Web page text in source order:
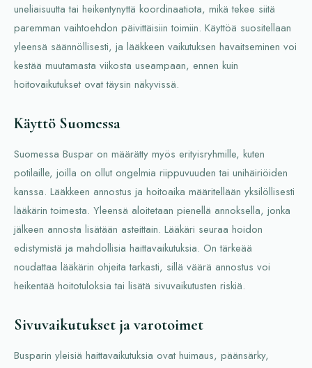
uneliaisuutta tai heikentynyttä koordinaatiota, mikä tekee siitä
paremman vaihtoehdon päivittäisiin toimiin. Käyttöä suositellaan
yleensä säännöllisesti, ja lääkkeen vaikutuksen havaitseminen voi
kestää muutamasta viikosta useampaan, ennen kuin
hoitovaikutukset ovat täysin näkyvissä.
Käyttö Suomessa
Suomessa Buspar on määrätty myös erityisryhmille, kuten
potilaille, joilla on ollut ongelmia riippuvuuden tai unihäiriöiden
kanssa. Lääkkeen annostus ja hoitoaika määritellään yksilöllisesti
lääkärin toimesta. Yleensä aloitetaan pienellä annoksella, jonka
jälkeen annosta lisätään asteittain. Lääkäri seuraa hoidon
edistymistä ja mahdollisia haittavaikutuksia. On tärkeää
noudattaa lääkärin ohjeita tarkasti, sillä väärä annostus voi
heikentää hoitotuloksia tai lisätä sivuvaikutusten riskiä.
Sivuvaikutukset ja varotoimet
Busparin yleisiä haittavaikutuksia ovat huimaus, päänsärky,